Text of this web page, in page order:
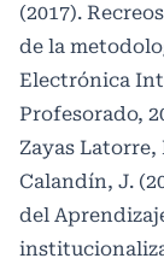
(2017).
de la
Electrónica
Profesorado,
Zayas Latorre,
Calandín, J.
del